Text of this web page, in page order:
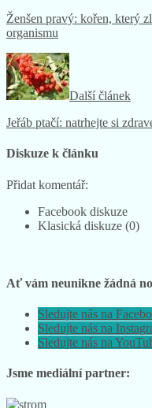
Ženšen pravý: kořen, který
organismu
Další článek
Jeřáb ptačí: natrhejte si
Diskuze k článku
Přidat komentář:
Facebook diskuze
Klasická diskuze (0)
Ať vám neunikne žádná
Sledujte nás na
Sledujte nás na
Sledujte nás na
Jsme mediální partner: